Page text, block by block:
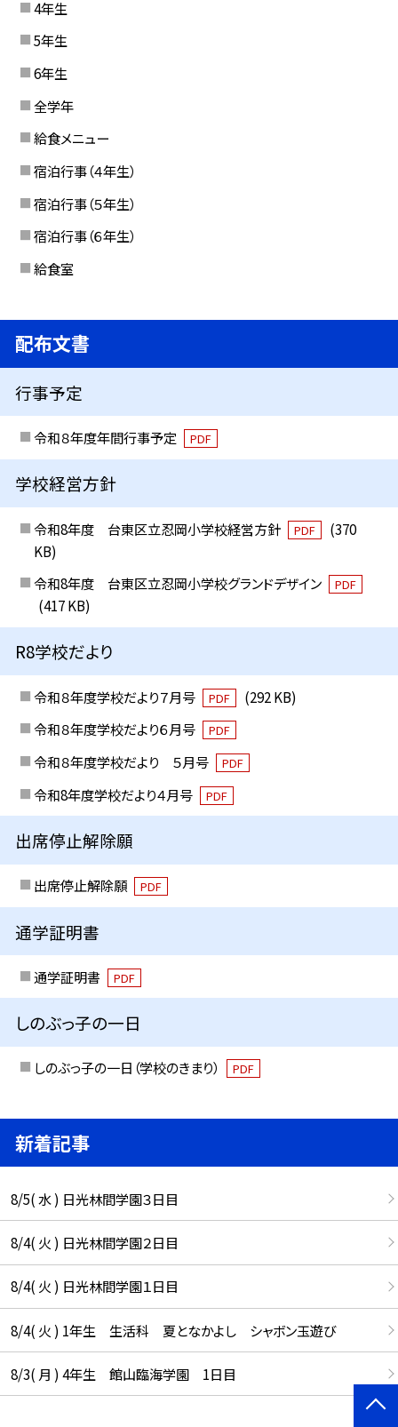
4年生
5年生
6年生
全学年
給食メニュー
宿泊行事（４年生）
宿泊行事（５年生）
宿泊行事（６年生）
給食室
配布文書
行事予定
令和８年度年間行事予定 PDF
学校経営方針
令和8年度 台東区立忍岡小学校経営方針 PDF
(370
KB)
令和8年度 台東区立忍岡小学校グランドデザイン
PDF
(417 KB)
R8学校だより
令和８年度学校だより７月号 PDF
(292 KB)
令和８年度学校だより６月号
PDF
令和８年度学校だより ５月号 PDF
令和8年度学校だより４月号 PDF
出席停止解除願
出席停止解除願 PDF
通学証明書
通学証明書 PDF
しのぶっ子の一日
しのぶっ子の一日（学校のきまり） PDF
新着記事
8/5( 水 ) 日光林間学園３日目
8/4( 火 ) 日光林間学園２日目
8/4( 火 ) 日光林間学園１日目
8/4( 火 ) 1年生 生活科 夏となかよし シャボン玉遊び
8/3( 月 ) 4年生 館山臨海学園 1日目